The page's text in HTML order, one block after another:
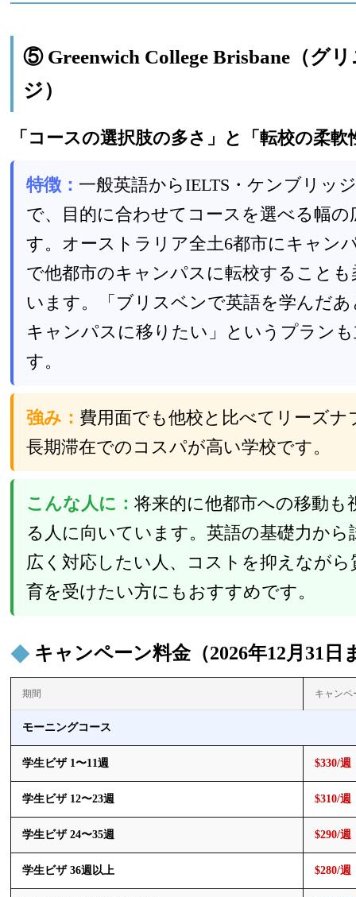
⑤ Greenwich College Brisbane（グ
ジ）
「コースの選択肢の多さ」と「転校の柔軟
特徴： 一般英語からIELTS・ケンブリッ
で、目的に合わせてコースを選べる幅の
す。オーストラリア全土6都市にキャン
で他都市のキャンパスに転校すること
います。「ブリスベンで英語を学んだ
キャンパスに移りたい」というプラン
す。
強み： 費用面でも他校と比べてリーズナ
長期滞在でのコスパが高い学校です。
こんな人に： 将来的に他都市への移動も
る人に向いています。英語の基礎力から
広く対応したい人、コストを抑えながら
育を受けたい方にもおすすめです。
キャンペーン料金（2026年12月31日
期間 キャンペ
モーニングコース
学生ビザ 1〜11週 $330/週
学生ビザ 12〜23週 $310/週
学生ビザ 24〜35週 $290/週
学生ビザ 36週以上 $280/週